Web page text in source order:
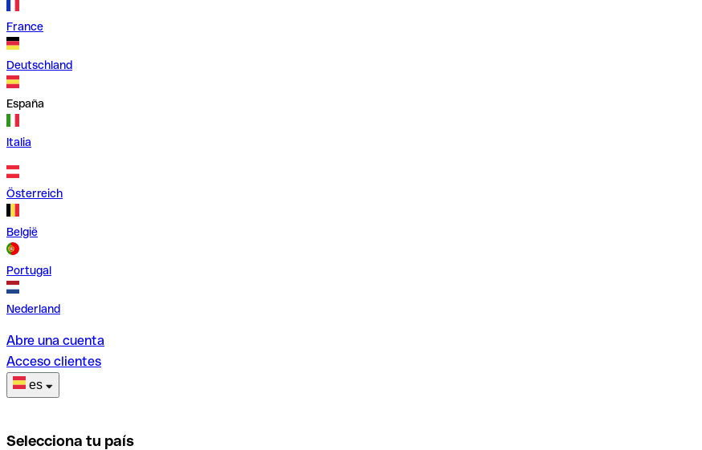
France
Deutschland
España
Italia
Österreich
België
Portugal
Nederland
Abre una cuenta
Acceso clientes
es
Selecciona tu país